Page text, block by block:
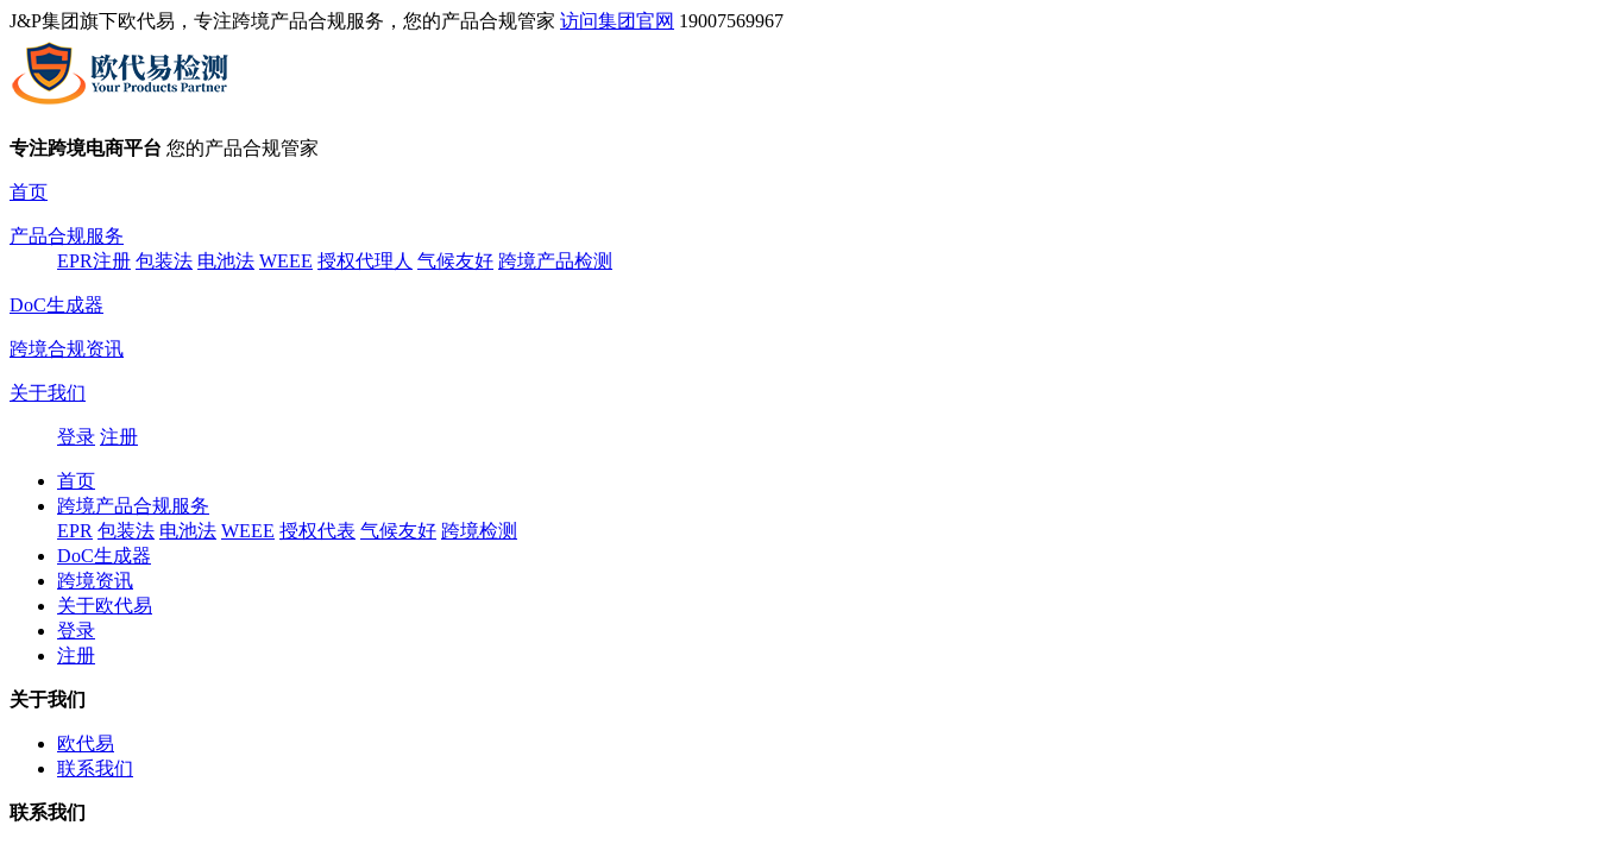
J&P集团旗下欧代易，专注跨境产品合规服务，您的产品合规管家 访问集团官网 19007569967
专注跨境电商平台 您的产品合规管家
首页
产品合规服务
EPR注册 包装法 电池法 WEEE 授权代理人 气候友好 跨境产品检测
DoC生成器
跨境合规资讯
关于我们
登录 注册
首页
跨境产品合规服务
EPR 包装法 电池法 WEEE 授权代表 气候友好 跨境检测
DoC生成器
跨境资讯
关于欧代易
登录
注册
关于我们
欧代易
联系我们
联系我们